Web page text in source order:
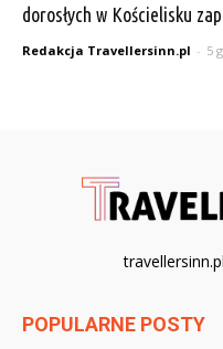
dorosłych w Kościelisku
Redakcja Travellersinn.pl - 5
POPULARNE POSTY